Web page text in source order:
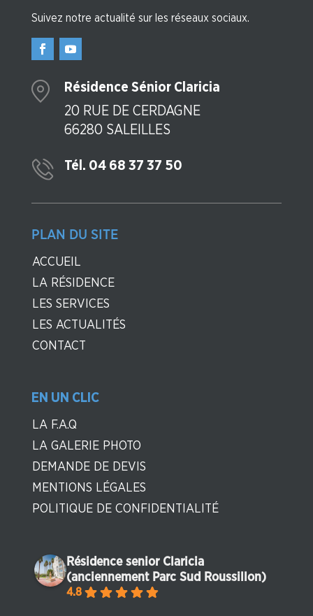
Suivez notre actualité sur les réseaux sociaux.
Résidence Sénior Claricia
20 RUE DE CERDAGNE
66280 SALEILLES
Tél. 04 68 37 37 50
PLAN DU SITE
ACCUEIL
LA RÉSIDENCE
LES SERVICES
LES ACTUALITÉS
CONTACT
EN UN CLIC
LA F.A.Q
LA GALERIE PHOTO
DEMANDE DE DEVIS
MENTIONS LÉGALES
POLITIQUE DE CONFIDENTIALITÉ
Résidence senior Claricia
(anciennement Parc Sud Roussillon)
4.8